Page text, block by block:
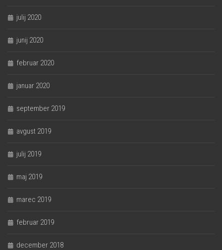
julij 2020
junij 2020
februar 2020
januar 2020
september 2019
avgust 2019
julij 2019
maj 2019
marec 2019
februar 2019
december 2018